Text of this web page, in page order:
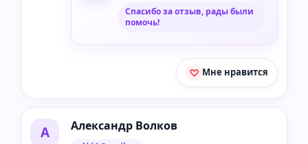
Спасибо за отзыв, рады были
помочь!
Мне нравится
А Александр Волков